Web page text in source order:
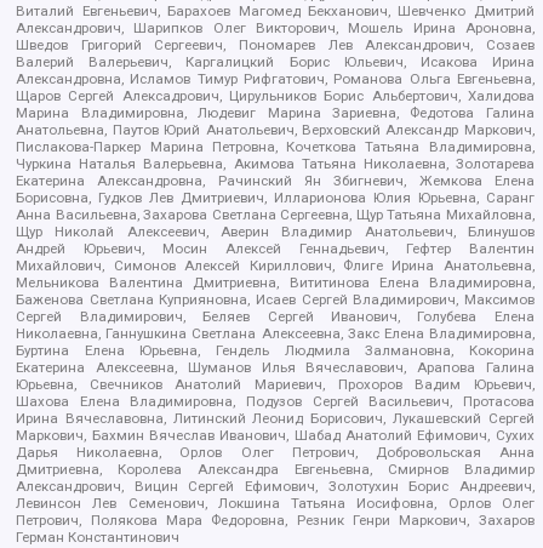
Виталий Евгеньевич, Барахоев Магомед Бекханович, Шевченко Дмитрий
Александрович, Шарипков Олег Викторович, Мошель Ирина Ароновна,
Шведов Григорий Сергеевич, Пономарев Лев Александрович, Созаев
Валерий Валерьевич, Каргалицкий Борис Юльевич, Исакова Ирина
Александровна, Исламов Тимур Рифгатович, Романова Ольга Евгеньевна,
Щаров Сергей Алексадрович, Цирульников Борис Альбертович, Халидова
Марина Владимировна, Людевиг Марина Зариевна, Федотова Галина
Анатольевна, Паутов Юрий Анатольевич, Верховский Александр Маркович,
Пислакова-Паркер Марина Петровна, Кочеткова Татьяна Владимировна,
Чуркина Наталья Валерьевна, Акимова Татьяна Николаевна, Золотарева
Екатерина Александровна, Рачинский Ян Збигневич, Жемкова Елена
Борисовна, Гудков Лев Дмитриевич, Илларионова Юлия Юрьевна, Саранг
Анна Васильевна, Захарова Светлана Сергеевна, Щур Татьяна Михайловна,
Щур Николай Алексеевич, Аверин Владимир Анатольевич, Блинушов
Андрей Юрьевич, Мосин Алексей Геннадьевич, Гефтер Валентин
Михайлович, Симонов Алексей Кириллович, Флиге Ирина Анатольевна,
Мельникова Валентина Дмитриевна, Вититинова Елена Владимировна,
Баженова Светлана Куприяновна, Исаев Сергей Владимирович, Максимов
Сергей Владимирович, Беляев Сергей Иванович, Голубева Елена
Николаевна, Ганнушкина Светлана Алексеевна, Закс Елена Владимировна,
Буртина Елена Юрьевна, Гендель Людмила Залмановна, Кокорина
Екатерина Алексеевна, Шуманов Илья Вячеславович, Арапова Галина
Юрьевна, Свечников Анатолий Мариевич, Прохоров Вадим Юрьевич,
Шахова Елена Владимировна, Подузов Сергей Васильевич, Протасова
Ирина Вячеславовна, Литинский Леонид Борисович, Лукашевский Сергей
Маркович, Бахмин Вячеслав Иванович, Шабад Анатолий Ефимович, Сухих
Дарья Николаевна, Орлов Олег Петрович, Добровольская Анна
Дмитриевна, Королева Александра Евгеньевна, Смирнов Владимир
Александрович, Вицин Сергей Ефимович, Золотухин Борис Андреевич,
Левинсон Лев Семенович, Локшина Татьяна Иосифовна, Орлов Олег
Петрович, Полякова Мара Федоровна, Резник Генри Маркович, Захаров
Герман Константинович